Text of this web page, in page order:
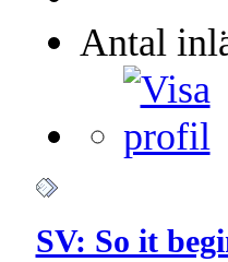
Antal
SV: So it